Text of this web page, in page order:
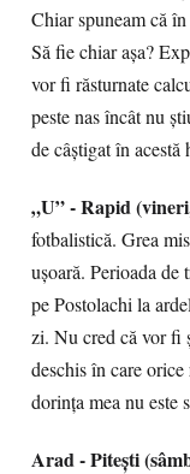
Chiar spuneam că
Să fie chiar așa?
vor fi răsturnate
peste nas încât nu
de câștigat în acestă
„U” - Rapid
fotbalistică. Grea
ușoară. Perioada de
pe Postolachi la
zi. Nu cred că vor fi
deschis în care
dorința mea nu este
Arad - Pitești